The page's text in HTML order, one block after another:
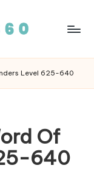
Level 625-640
Of
640